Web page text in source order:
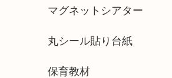
マグネットシアター
丸シール貼り台紙
保育教材